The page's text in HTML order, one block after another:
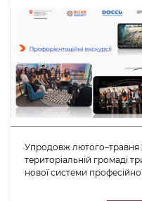
Упродовж лютого–травня
територіальній громаді
нової системи професійної